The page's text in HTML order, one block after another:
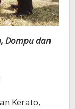
Dompu dan
Kerato,